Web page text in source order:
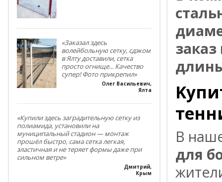
«Заказал здесь
волейбольную сетку, сдэком
в Ялту доставили, сетка
просто огнище... Качество
супер! Фото прикрепил»
Олег Васильевич,
Ялта
«Купили здесь заградительную сетку из
полиамида, установили на
муниципальный стадион — монтаж
прошёл быстро, сама сетка легкая,
эластичная и не теряет формы даже при
сильном ветре»
Дмитрий,
Крым
B
для